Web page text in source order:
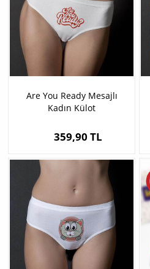
Are You Ready Mesajlı
Kadın Külot
359,90 TL